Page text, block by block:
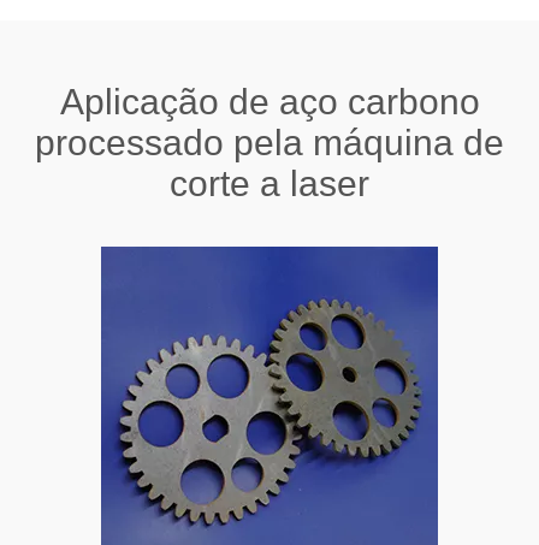
Aplicação de aço carbono
processado pela máquina de
corte a laser